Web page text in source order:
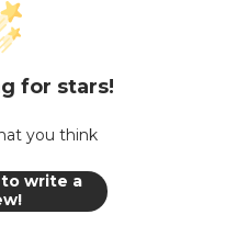
for stars!
you think
write a